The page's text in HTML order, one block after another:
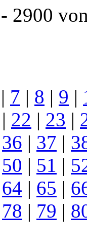
- 2900
| 7 | 8 | 9 |
| 22 | 23 |
36 | 37 |
50 | 51 |
64 | 65 |
78 | 79 |